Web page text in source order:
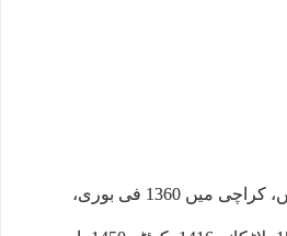
دریں اثنا، جنوبی ریجن میں، کراچی میں 1360 فی بوری،